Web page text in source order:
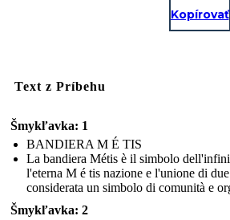
Kopírovať
Text z Príbehu
Šmykľavka: 1
BANDIERA M É TIS
La bandiera Métis è il simbolo
l'eterna M é tis nazione e l'unione di
considerata un simbolo di comunità e
Šmykľavka: 2